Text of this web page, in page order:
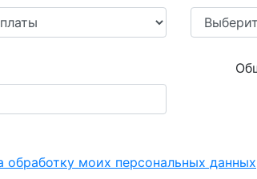
обработку моих персональных данных